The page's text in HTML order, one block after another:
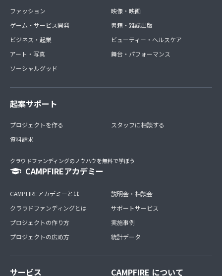
ファッション
ゲーム・サービス開発
ビジネス・起業
アート・写真
ソーシャルグッド
映像・映画
書籍・雑誌出版
ビューティー・ヘルスケア
舞台・パフォーマンス
起案サポート
プロジェクトを作る
資料請求
スタッフに相談する
クラウドファンディングのノウハウを無料で学ぼう
CAMPFIREアカデミー
CAMPFIREアカデミーとは
クラウドファンディングとは
プロジェクトの作り方
プロジェクトの広め方
説明会・相談会
サポートサービス
実施事例
統計データ
サービス CAMPFIRE について